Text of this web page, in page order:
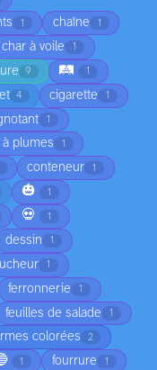
1 chaîne 1
char à voile 1
9 🛤️ 1
4 cigarette 1
1
plumes 1
conteneur 1
🎃 1
💀 1
dessin 1
1
ferronnerie 1
feuilles de salade 1
colorées 2
1 fourrure 1